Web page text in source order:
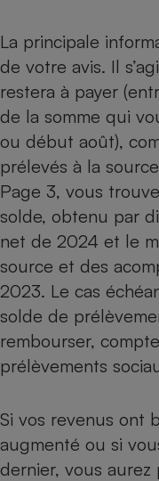
La principale
de votre avis. Il
restera à payer
de la somme qui
ou début août),
prélevés à la
Page 3, vous
solde, obtenu par
net de 2024 et le
source et des
2023. Le cas
solde de
rembourser,
prélèvements
Si vos revenus ont
augmenté ou si
dernier, vous